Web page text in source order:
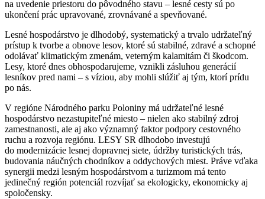
na uvedenie priestoru do pôvodného stavu – lesné cesty sú po
ukončení prác upravované, zrovnávané a spevňované.
Lesné hospodárstvo je dlhodobý, systematický a trvalo udržateľný
prístup k tvorbe a obnove lesov, ktoré sú stabilné, zdravé a schopné
odolávať klimatickým zmenám, veterným kalamitám či škodcom.
Lesy, ktoré dnes obhospodarujeme, vznikli zásluhou generácií
lesníkov pred nami – s víziou, aby mohli slúžiť aj tým, ktorí prídu
po nás.
V regióne Národného parku Poloniny má udržateľné lesné
hospodárstvo nezastupiteľné miesto – nielen ako stabilný zdroj
zamestnanosti, ale aj ako významný faktor podpory cestovného
ruchu a rozvoja regiónu. LESY SR dlhodobo investujú
do modernizácie lesnej dopravnej siete, údržby turistických trás,
budovania náučných chodníkov a oddychových miest. Práve vďaka
synergii medzi lesným hospodárstvom a turizmom má tento
jedinečný región potenciál rozvíjať sa ekologicky, ekonomicky aj
spoločensky.